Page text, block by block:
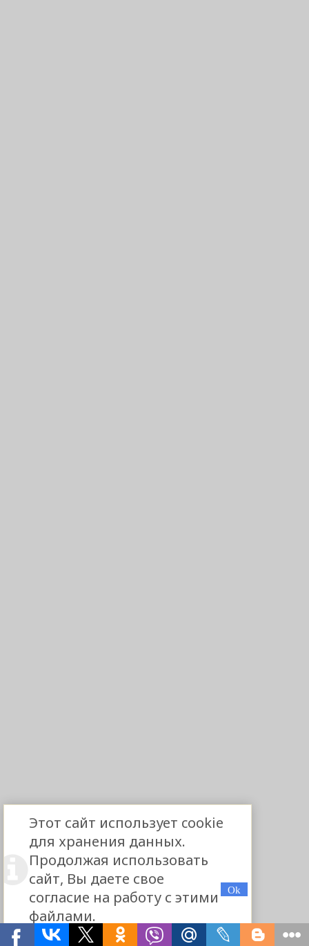
Этот сайт использует cookie
для хранения данных.
Продолжая использовать
сайт, Вы даете свое
согласие на работу с этими
файлами.